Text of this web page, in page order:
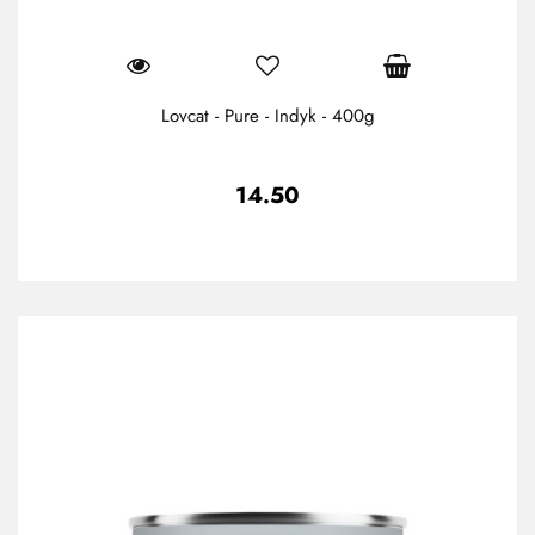
Lovcat - Pure - Indyk - 400g
14.50